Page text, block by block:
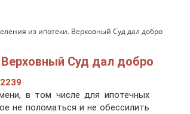
из ипотеки. Верховный Суд дал добро
Суд дал добро
2239
в том числе для ипотечных
не поломаться и не обессилить